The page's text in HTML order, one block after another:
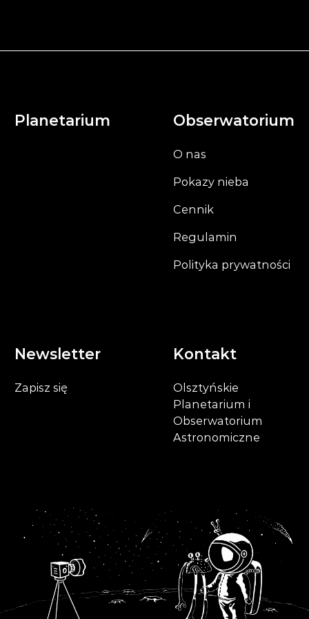
Planetarium Obserwatorium
O nas
Pokazy nieba
Cennik
Regulamin
Polityka prywatności
Newsletter
Zapisz się
Kontakt
Olsztyńskie
Planetarium i
Obserwatorium
Astronomiczne